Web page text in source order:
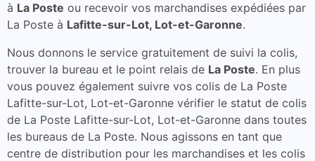
à La Poste ou recevoir vos marchandises expédiées par
La Poste à Lafitte-sur-Lot, Lot-et-Garonne.
Nous donnons le service gratuitement de suivi la colis,
trouver la bureau et le point relais de La Poste. En plus
vous pouvez également suivre vos colis de La Poste
Lafitte-sur-Lot, Lot-et-Garonne vérifier le statut de colis
de La Poste Lafitte-sur-Lot, Lot-et-Garonne dans toutes
les bureaus de La Poste. Nous agissons en tant que
centre de distribution pour les marchandises et les colis